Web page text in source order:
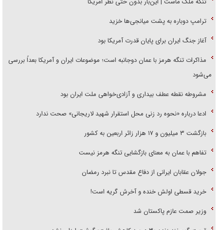
ترامپ دوباره به پشت میانجی‌ها خزید
آغاز جنگ ایران برای پایان قدرت آمریکا بود
مذاکرات تنگه هرمز با عمان دوجانبه است؛ موضوعات ایران و آمریکا بعداً بررسی
می‌شود
مشروطه نقطه عطف بیداری و آزادی‌خواهی ملت ایران بود
ادعا درباره «نحوه رد زنی محل استقرار شهید لاریجانی» صحت ندارد
بازگشت ۳ میلیون و ۱۷ هزار زائر اربعین به کشور
تفاهم با عمان به معنای بازگشایی تنگه هرمز نیست
جولان عقابان ایرانی از دفاع مقدس تا نبرد رمضان
خرید قسطی اولش خنده و آخرش گریه است!
وزیر صمت عازم پاکستان شد